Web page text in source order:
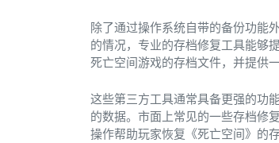
除了通过操作系统自带的备份功能
的情况，专业的存档修复工具能够
死亡空间游戏的存档文件，并提供
这些第三方工具通常具备更强的功
的数据。市面上常见的一些存档修
操作帮助玩家恢复《死亡空间》的